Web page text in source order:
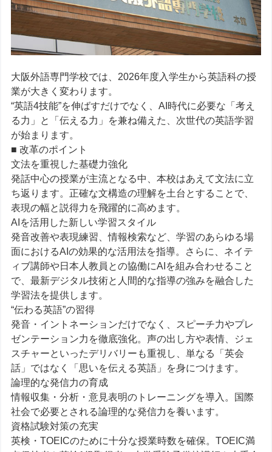
大阪外語専門学校では、2026年度入学生から英語科の授
業が大きく変わります。
“英語4技能”を伸ばすだけでなく、AI時代に必要な「考え
る力」と「伝える力」を兼ね備えた、次世代の英語学習
が始まります。
■ 改革のポイント
文法を重視した基礎力強化
発話中心の授業が主流となる中、本校はあえて文法に立
ち返ります。正確な文構造の理解を土台とすることで、
表現の幅と説得力を飛躍的に高めます。
AIを活用した新しい学習スタイル
発音改善や表現練習、情報検索など、学習のあらゆる場
面におけるAIの効果的な活用法を指導。さらに、ネイテ
ィブ講師や日本人教員との協働にAIを組み合わせること
で、最新デジタル技術と人間的な指導の強みを融合した
学習法を提供します。
“伝わる英語”の習得
発音・イントネーションだけでなく、スピーチ力やプレ
ゼンテーション力を徹底強化。声の出し方や表情、ジェ
スチャーといったデリバリーも重視し、単なる「英会
話」ではなく「思いを伝える英語」を身につけます。
論理的な発信力の育成
情報収集・分析・意見表明のトレーニングを導入。国際
社会で必要とされる論理的な発信力を養います。
資格試験対策の充実
英検・TOEICのために十分な授業時数を確保。TOEIC満